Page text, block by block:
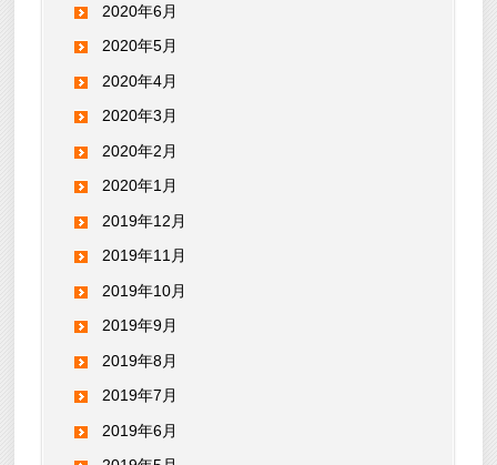
2020年6月
2020年5月
2020年4月
2020年3月
2020年2月
2020年1月
2019年12月
2019年11月
2019年10月
2019年9月
2019年8月
2019年7月
2019年6月